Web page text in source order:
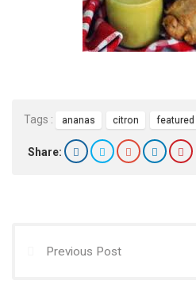
Tags : ananas citron featured
Share:
Previous Post